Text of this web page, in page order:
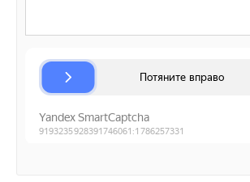
Добавить комментарий